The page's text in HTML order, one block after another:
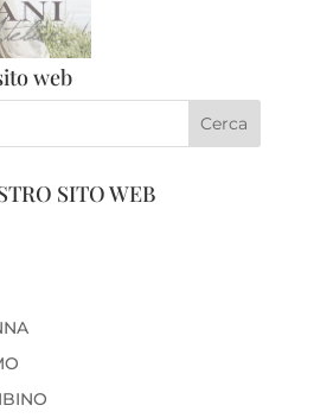
web
SITO WEB